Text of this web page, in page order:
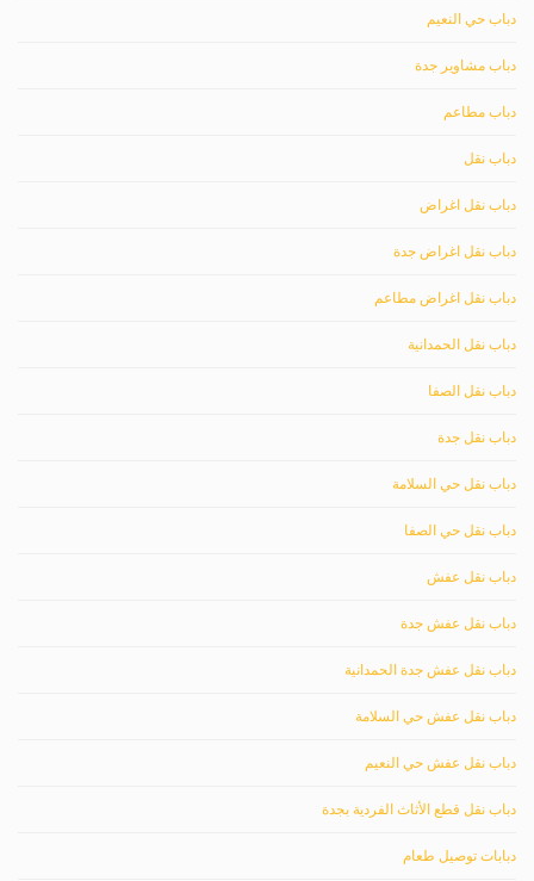
دباب حي النعيم
دباب مشاوير جدة
دباب مطاعم
دباب نقل
دباب نقل اغراض
دباب نقل اغراض جدة
دباب نقل اغراض مطاعم
دباب نقل الحمدانية
دباب نقل الصفا
دباب نقل جدة
دباب نقل حي السلامة
دباب نقل حي الصفا
دباب نقل عفش
دباب نقل عفش جدة
دباب نقل عفش جدة الحمدانية
دباب نقل عفش حي السلامة
دباب نقل عفش حي النعيم
دباب نقل قطع الأثاث الفردية بجدة
دبابات توصيل طعام